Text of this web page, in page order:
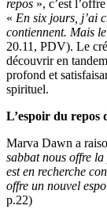
repos », c’est
« En six jours, j’ai
contiennent. Mais
20.11, PDV). Le
découvrir en
profond et
spirituel.
L’espoir du repos
Marva Dawn a
sabbat nous offre
est en recherche
offre un nouvel
p.22)